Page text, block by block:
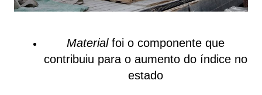
Material foi o componente que
contribuiu para o aumento do índice no
estado